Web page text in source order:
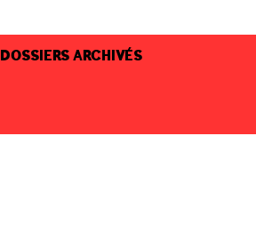
DOSSIERS ARCHIVÉS